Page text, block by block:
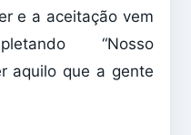
e a aceitação vem
“Nosso
aquilo que a gente